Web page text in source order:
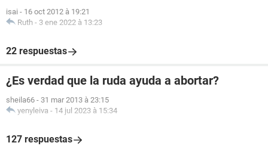
isai - 16 oct 2012 à 19:21
Ruth - 3 ene 2022 à 13:23
22 respuestas
¿Es verdad que la ruda ayuda a abortar?
sheila66 - 31 mar 2013 à 23:15
yenyleiva - 14 jul 2023 à 15:34
127 respuestas